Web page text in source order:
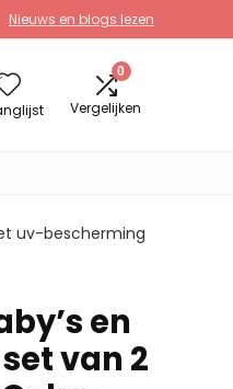
Nieuws en blogs lezen
0
Vergelijken
uv-bescherming
en
van 2